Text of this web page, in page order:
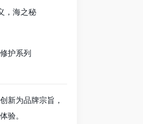
，海之秘
护系列
新为品牌宗旨，
验。